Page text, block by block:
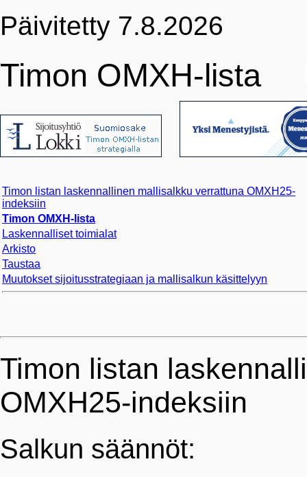
Päivitetty 7.8.2026
Timon OMXH-lista
Timon listan laskennallinen mallisalkku verrattuna OMXH25-
indeksiin
Timon OMXH-lista
Laskennalliset toimialat
Arkisto
Taustaa
Muutokset sijoitusstrategiaan ja mallisalkun käsittelyyn
Timon listan
OMXH25-indeksiin
Salkun säännöt: